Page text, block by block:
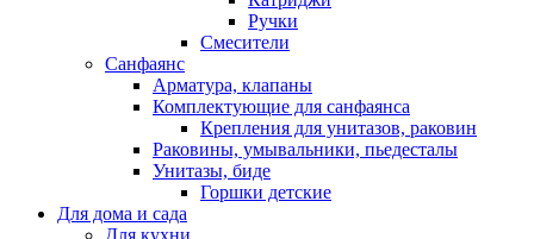
Ручки
Смесители
Санфаянс
Арматура, клапаны
Комплектующие для санфаянса
Крепления для унитазов, раковин
Раковины, умывальники, пьедесталы
Унитазы, биде
Горшки детские
Для дома и сада
Для кухни